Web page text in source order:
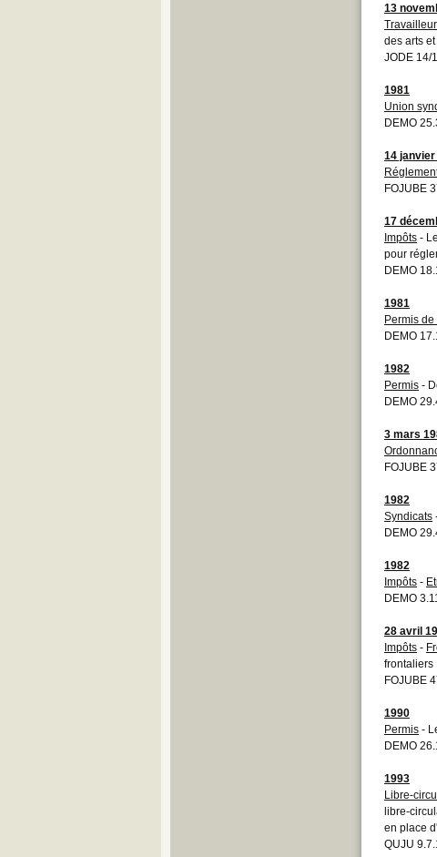
13
des arts
JODE 14/
1981
Union
DEMO
14 janvier
FOJUBE
17
Impôts -
pour
DEMO
1981
Permis de
DEMO
1982
Permis -
DEMO
3 mars
FOJUBE
1982
Syndicats
DEMO
1982
Impôts -
DEMO
28 avril
Impôts -
frontaliers
FOJUBE
1990
Permis -
DEMO
1993
Libre-
libre-
en place
QUJU